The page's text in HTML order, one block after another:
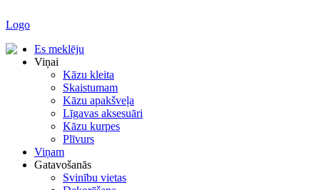
Logo
Es meklēju
Viņai
Kāzu kleita
Skaistumam
Kāzu apakšveļa
Līgavas aksesuāri
Kāzu kurpes
Plīvurs
Viņam
Gatavošanās
Svinību vietas